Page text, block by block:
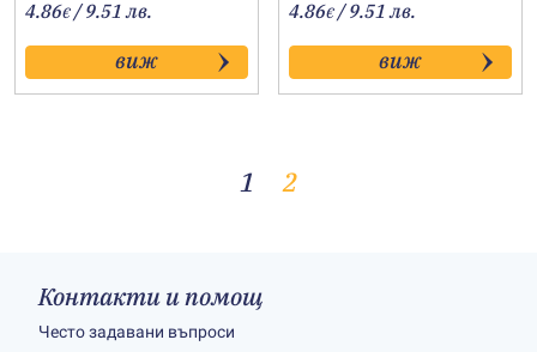
4.86€ / 9.51 лв.
виж
4.86€ / 9.51 лв.
виж
1 2
Контакти и помощ
Често задавани въпроси